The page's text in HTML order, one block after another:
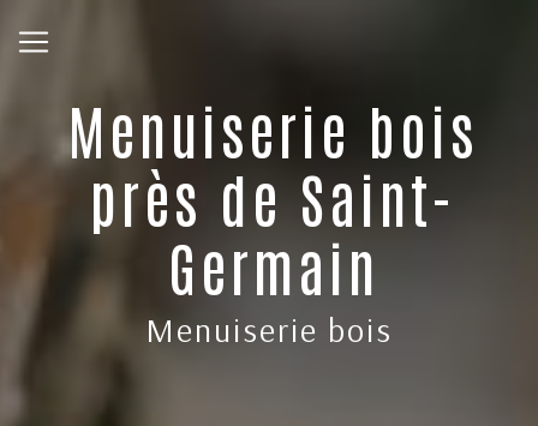
Menuiserie bois
près de Saint-
Germain
Menuiserie bois